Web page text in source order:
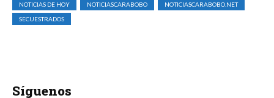
NOTICIAS DE HOY
NOTICIASCARABOBO
NOTICIASCARABOBO.NET
SECUESTRADOS
Síguenos